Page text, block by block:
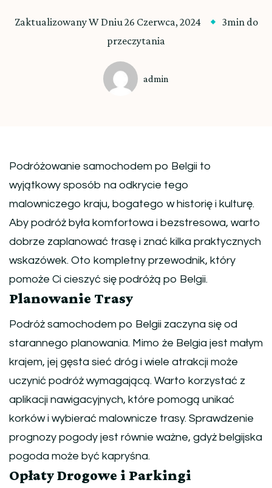
Zaktualizowany W Dniu26 Czerwca, 2024
3min do
przeczytania
admin
Podróżowanie samochodem po Belgii to
wyjątkowy sposób na odkrycie tego
malowniczego kraju, bogatego w historię i kulturę.
Aby podróż była komfortowa i bezstresowa, warto
dobrze zaplanować trasę i znać kilka praktycznych
wskazówek. Oto kompletny przewodnik, który
pomoże Ci cieszyć się podróżą po Belgii.
Planowanie Trasy
Podróż samochodem po Belgii zaczyna się od
starannego planowania. Mimo że Belgia jest małym
krajem, jej gęsta sieć dróg i wiele atrakcji może
uczynić podróż wymagającą. Warto korzystać z
aplikacji nawigacyjnych, które pomogą unikać
korków i wybierać malownicze trasy. Sprawdzenie
prognozy pogody jest równie ważne, gdyż belgijska
pogoda może być kapryśna.
Opłaty Drogowe i Parkingi